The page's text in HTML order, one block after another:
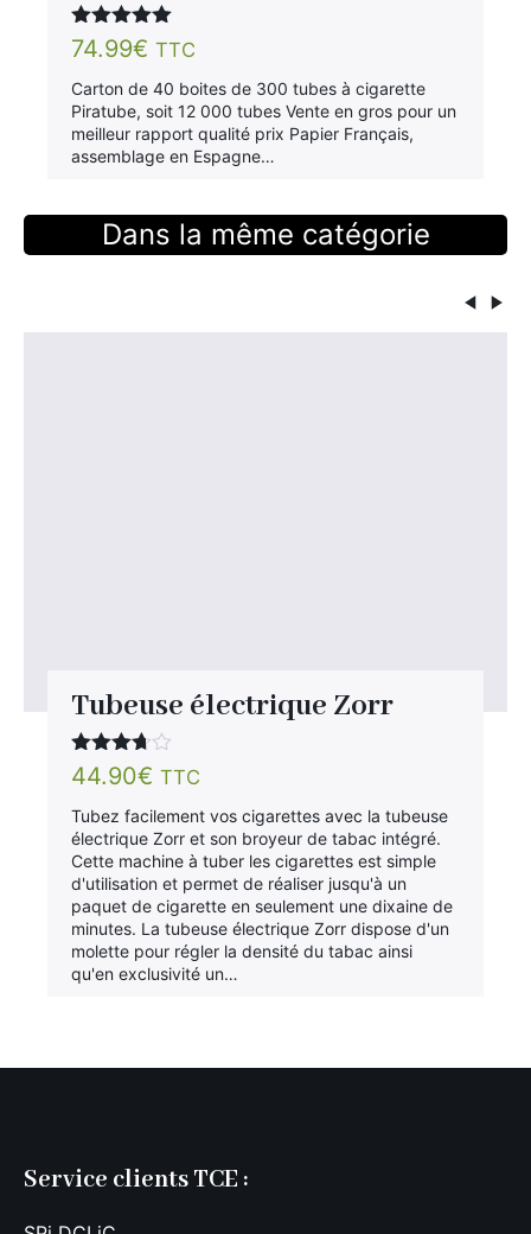
Note5.00
sur 5
74.99€ TTC
Carton de 40 boites de 300 tubes à cigarette
Piratube, soit 12 000 tubes Vente en gros pour un
meilleur rapport qualité prix Papier Français,
assemblage en Espagne…
Dans la même catégorie
Tubeuse électrique Zorr
Note
3.63
sur 5
44.90€ TTC
Tubez facilement vos cigarettes avec la tubeuse
électrique Zorr et son broyeur de tabac intégré.
Cette machine à tuber les cigarettes est simple
d'utilisation et permet de réaliser jusqu'à un
paquet de cigarette en seulement une dixaine de
minutes. La tubeuse électrique Zorr dispose d'un
molette pour régler la densité du tabac ainsi
qu'en exclusivité un…
Service clients TCE :